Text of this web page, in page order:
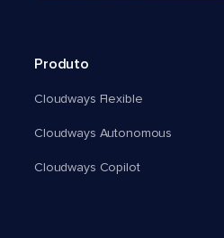
Produto
Cloudways Flexible
Cloudways Autonomous
Cloudways Copilot